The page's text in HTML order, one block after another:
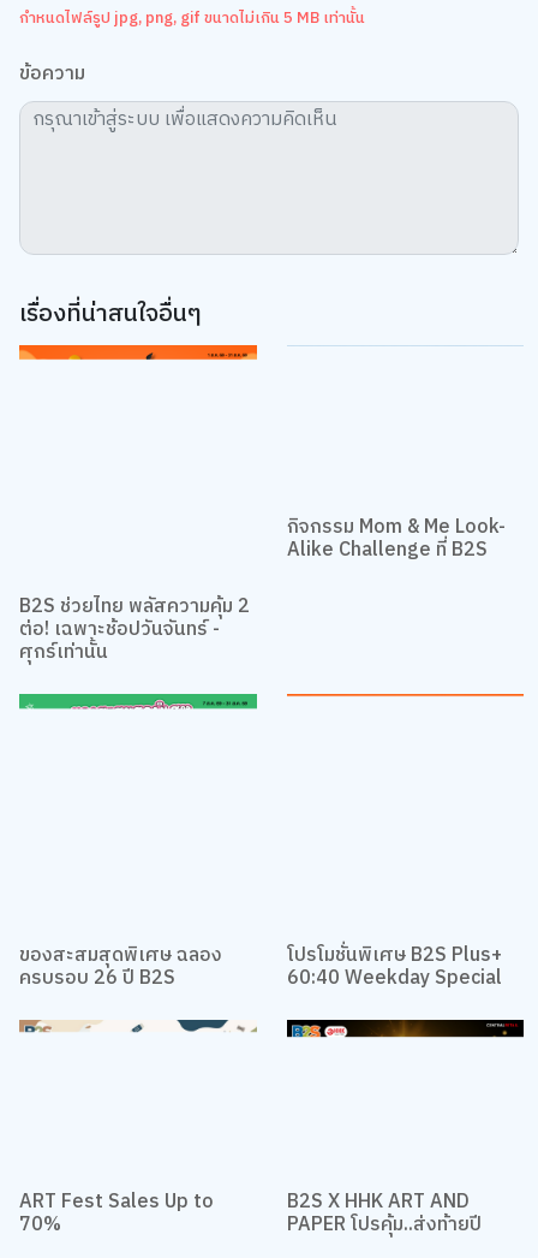
เรื่องที่น่าสนใจอื่นๆ
B2S ช่วยไทย พลัสความคุ้ม 2
ต่อ! เฉพาะช้อปวันจันทร์ -
ศุกร์เท่านั้น
กิจกรรม Mom & Me Look-
Alike Challenge ที่ B2S
ของสะสมสุดพิเศษ ฉลอง
ครบรอบ 26 ปี B2S
โปรโมชั่นพิเศษ B2S Plus+
60:40 Weekday Special
ART Fest Sales Up to
70%
B2S X HHK ART AND
PAPER โปรคุ้ม..ส่งท้ายปี